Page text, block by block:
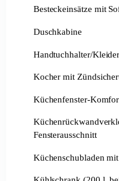
Besteckeinsätze mit
Duschkabine
Handtuchhalter/
Kocher mit
Küchenfenster-
Fensterausschnitt
Küchenschubladen